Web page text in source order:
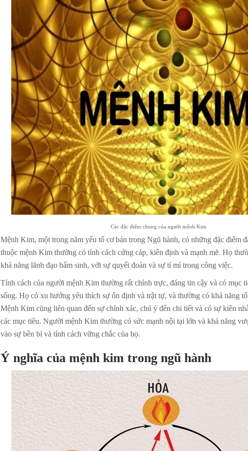
Các đặc điểm chung của người mệnh Kim
Mệnh Kim, một trong năm yếu tố cơ bản trong Ngũ hành, có những đặc điểm
thuộc mệnh Kim thường có tính cách cứng cáp, kiên định và mạnh mẽ. Họ
khả năng lãnh đạo bẩm sinh, với sự quyết đoán và sự tỉ mỉ trong công việc.
Tính cách của người mệnh Kim thường rất chính trực, đáng tin cậy và có mục
sống. Họ có xu hướng yêu thích sự ổn định và trật tự, và thường có khả năng
Mệnh Kim cũng liên quan đến sự chính xác, chú ý đến chi tiết và có sự kiên
các mục tiêu. Người mệnh Kim thường có sức mạnh nội tại lớn và khả năng
vào sự bền bỉ và tính cách vững chắc của họ.
Ý nghĩa của mệnh kim trong ngũ hành